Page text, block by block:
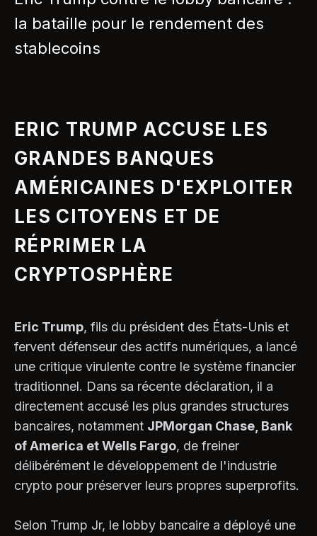
la bataille pour le rendement des
stablecoins
ERIC TRUMP ACCUSE LES
GRANDES BANQUES
AMÉRICAINES D'EXPLOITER
LES CITOYENS ET DE
RÉPRIMER LA
CRYPTOSPHÈRE
Eric Trump, fils du président des États-Unis et
fervent défenseur des actifs numériques, a lancé
une critique virulente contre le système financier
traditionnel. Dans sa récente déclaration, il a
directement accusé les plus grandes structures
bancaires, notamment JPMorgan Chase, Bank
of America et Wells Fargo, de freiner
délibérément le développement de l'industrie
crypto pour préserver leurs propres superprofits.
Selon Trump Jr, le lobby bancaire a déployé une